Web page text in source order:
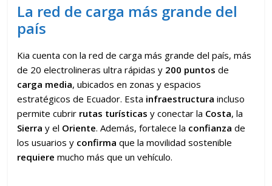
La red de carga más grande del
país
Kia cuenta con la red de carga más grande del país, más
de 20 electrolineras ultra rápidas y 200 puntos de
carga media, ubicados en zonas y espacios
estratégicos de Ecuador. Esta infraestructura incluso
permite cubrir rutas turísticas y conectar la Costa, la
Sierra y el Oriente. Además, fortalece la confianza de
los usuarios y confirma que la movilidad sostenible
requiere mucho más que un vehículo.